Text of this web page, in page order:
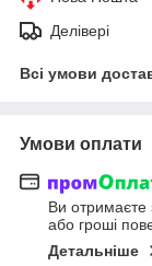
Делівері
Всі умови
Умови оплати
Ви отримаєте
або гроші
Детальніше